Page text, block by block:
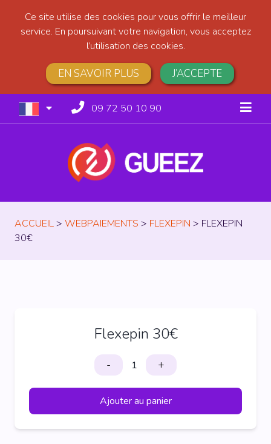
Ce site utilise des cookies pour vous offrir le meilleur
service. En poursuivant votre navigation, vous acceptez
l’utilisation des cookies.
EN SAVOIR PLUS J’ACCEPTE
09 72 50 10 90
ACCUEIL> WEBPAIEMENTS > FLEXEPIN > FLEXEPIN
30€
Flexepin 30€
- +
Ajouter au panier